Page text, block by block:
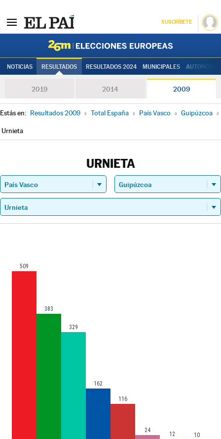
SUSCRÍBETE
NOTICIAS RESULTADOS RESULTADOS 2024 MUNICIPALES
2019 2014 2009
Estás en: Resultados 2009 » Total España » País Vasco » Guipúzcoa »
Urnieta
URNIETA
509
383
329
162
116
24
12 10